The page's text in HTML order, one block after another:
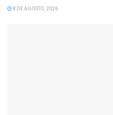
8 DE AGOSTO, 2026